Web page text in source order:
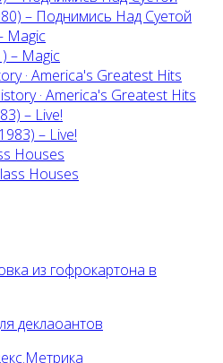
Magic
· America's Greatest Hits
– Live!
Houses
из гофрокартона в
деклаоантов